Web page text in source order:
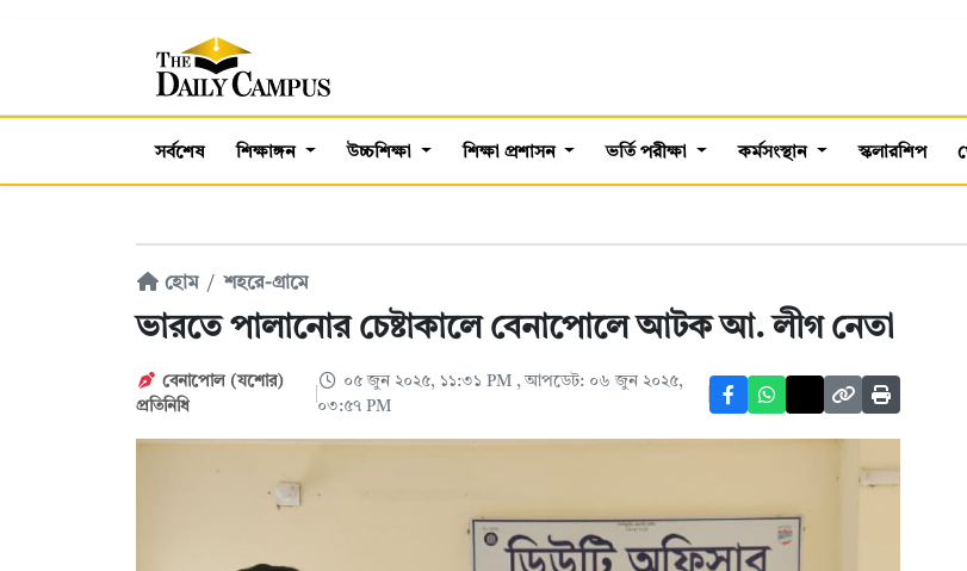
সর্বশেষ শিক্ষাঙ্গন উচ্চশিক্ষা শিক্ষা প্রশাসন ভর্তি পরীক্ষা কর্মসংস্থান স্কলারশিপ
হোম শহরে-গ্রামে
ভারতে পালানোর চেষ্টাকালে বেনাপোলে আটক আ. লীগ নেতা
বেনাপোল (যশোর)
প্রতিনিধি
০৫ জুন ২০২৫, ১১:৩১ PM , আপডেট: ০৬ জুন ২০২৫,
০৩:৫৭ PM